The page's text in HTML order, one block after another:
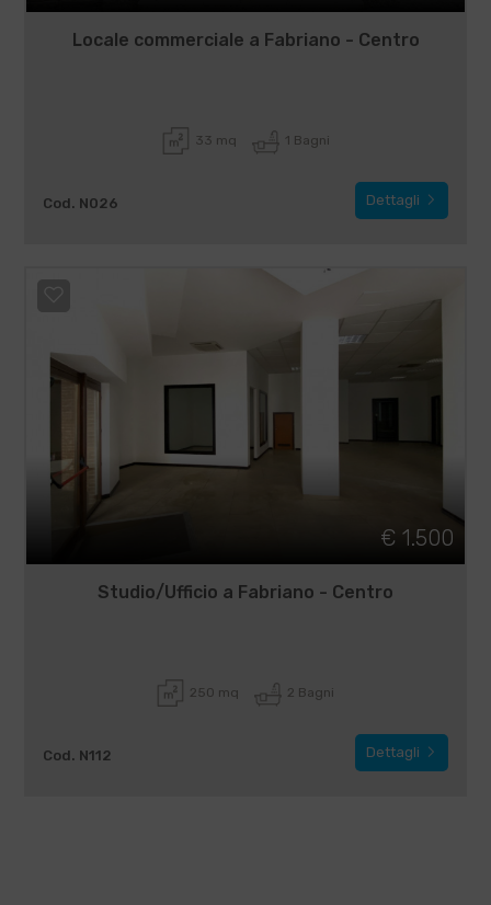
Locale commerciale a Fabriano - Centro
33 mq 1 Bagni
Cod. N026 Dettagli
€ 1.500
Studio/Ufficio a Fabriano - Centro
250 mq 2 Bagni
Cod. N112 Dettagli